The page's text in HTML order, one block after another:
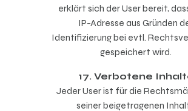
erklärt sich der User bereit,
IP-Adresse aus Gründen
Identifizierung bei evtl.
gespeichert wird.
17. Verbotene
Jeder User ist für die
seiner beigetragenen